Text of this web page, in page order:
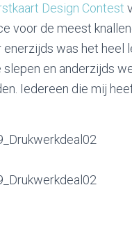
Design Contest
voor de meest
was het heel
en anderzijds
Iedereen die mij